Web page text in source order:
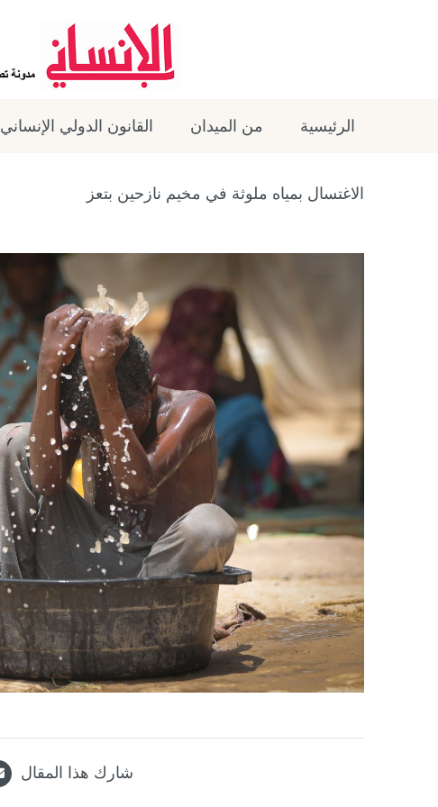
الرئيسية من الميدان القانون الدولي الإنساني
الاغتسال بمياه ملوثة في مخيم نازحين بتعز
شارك هذا المقال